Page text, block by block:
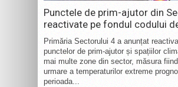
Punctele de prim-ajutor din
reactivate pe fondul codului
Primăria Sectorului 4 a anunțat
punctelor de prim-ajutor și spațiilor
mai multe zone din sector, măsura
urmare a temperaturilor extreme
perioada...